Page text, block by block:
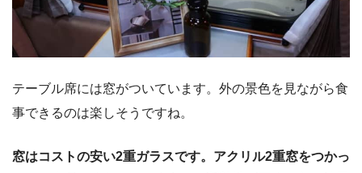
テーブル席には窓がついています。外の景色を見ながら食
事できるのは楽しそうですね。
窓はコストの安い2重ガラスです。アクリル2重窓をつかっ